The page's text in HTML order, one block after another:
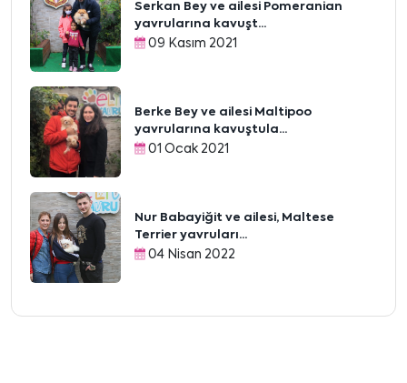
Serkan Bey ve ailesi Pomeranian
yavrularına kavuşt...
09 Kasım 2021
Berke Bey ve ailesi Maltipoo
yavrularına kavuştula...
01 Ocak 2021
Nur Babayiğit ve ailesi, Maltese
Terrier yavruları...
04 Nisan 2022